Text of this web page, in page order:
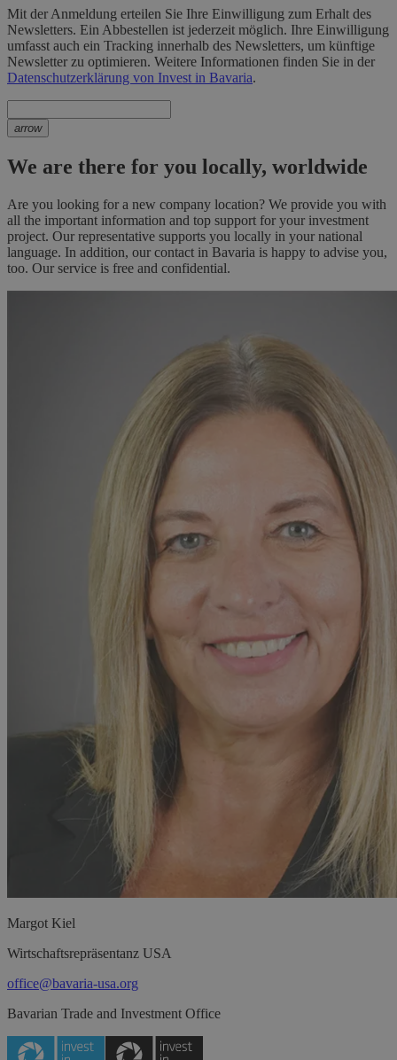
Mit der Anmeldung erteilen Sie Ihre Einwilligung zum Erhalt des
Newsletters. Ein Abbestellen ist jederzeit möglich. Ihre Einwilligung
umfasst auch ein Tracking innerhalb des Newsletters, um künftige
Newsletter zu optimieren. Weitere Informationen finden Sie in der
Datenschutzerklärung von Invest in Bavaria.
arrow
We are there for you locally, worldwide
Are you looking for a new company location? We provide you with
all the important information and top support for your investment
project. Our representative supports you locally in your national
language. In addition, our contact in Bavaria is happy to advise you,
too. Our service is free and confidential.
Margot Kiel
Wirtschaftsrepräsentanz USA
office@bavaria-usa.org
Bavarian Trade and Investment Office